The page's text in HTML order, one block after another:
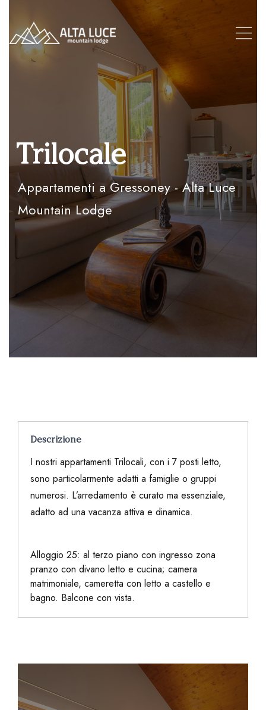
Trilocale
Appartamenti a Gressoney - Alta Luce
Mountain Lodge
Descrizione
I nostri appartamenti Trilocali, con i 7 posti letto,
sono particolarmente adatti a famiglie o gruppi
numerosi. L’arredamento è curato ma essenziale,
adatto ad una vacanza attiva e dinamica.
Alloggio 25: al terzo piano con ingresso zona
pranzo con divano letto e cucina; camera
matrimoniale, cameretta con letto a castello e
bagno. Balcone con vista.